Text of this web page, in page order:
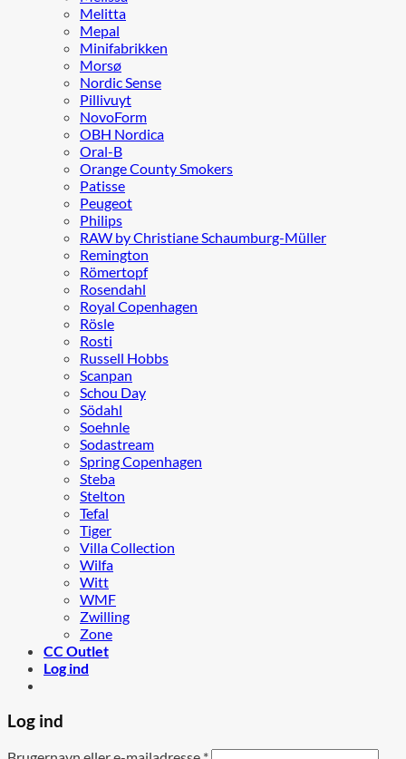
Melitta
Mepal
Minifabrikken
Morsø
Nordic Sense
Pillivuyt
NovoForm
OBH Nordica
Oral-B
Orange County Smokers
Patisse
Peugeot
Philips
RAW by Christiane Schaumburg-Müller
Remington
Römertopf
Rosendahl
Royal Copenhagen
Rösle
Rosti
Russell Hobbs
Scanpan
Schou Day
Södahl
Soehnle
Sodastream
Spring Copenhagen
Steba
Stelton
Tefal
Tiger
Villa Collection
Wilfa
Witt
WMF
Zwilling
Zone
CC Outlet
Log ind
Log ind